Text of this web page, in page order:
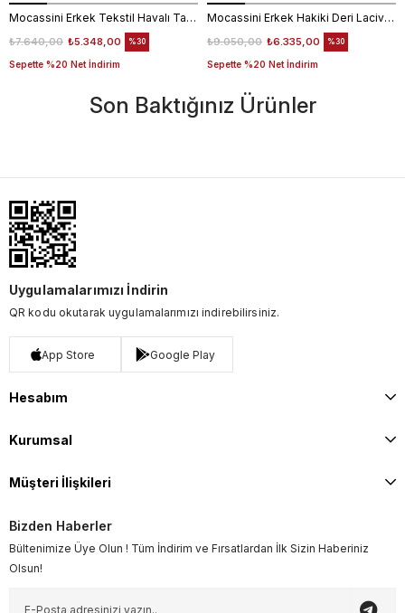
Mocassini Erkek Tekstil Havalı Taban Beyaz Spor & Sneaker Ayakkabı
₺5.348,00
₺7.640,00
Sepette %20 Net İndirim
%30
Mocassini Erkek Hakiki Deri Lacivert Spor & Sneaker Ayakkabı
₺6.335,00
₺9.050,00
Sepette %20 Net İndirim
%30
Son Baktığınız Ürünler
Uygulamalarımızı İndirin
QR kodu okutarak uygulamalarımızı indirebilirsiniz.
App Store Google Play
Hesabım
Kurumsal
Müşteri İlişkileri
Bizden Haberler
Bültenimize Üye Olun ! Tüm İndirim ve Fırsatlardan İlk Sizin Haberiniz
Olsun!